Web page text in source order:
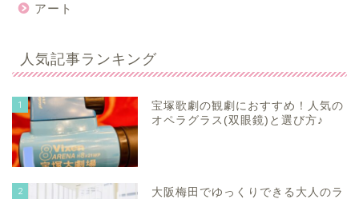
アート
人気記事ランキング
1
宝塚歌劇の観劇におすすめ！人気の
オペラグラス(双眼鏡)と選び方♪
2
大阪梅田でゆっくりできる大人のラ